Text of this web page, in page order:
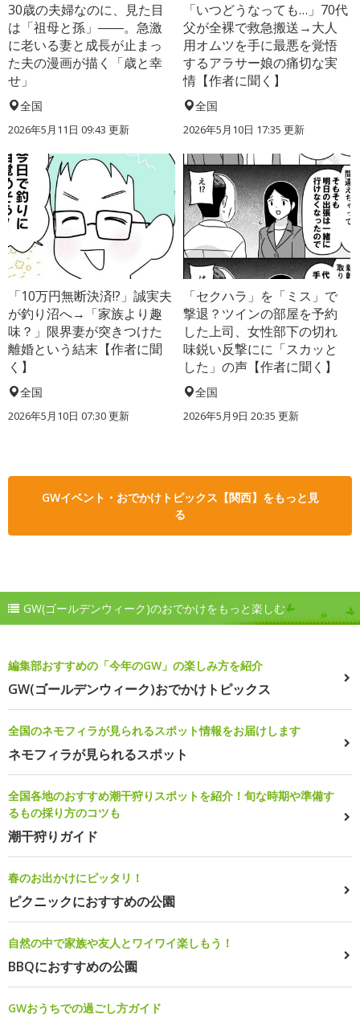
30歳の夫婦なのに、見た目
は「祖母と孫」――。急激
に老いる妻と成長が止まっ
た夫の漫画が描く「歳と幸
せ」
全国
2026年5月11日 09:43 更新
「いつどうなっても…」70代
父が全裸で救急搬送→大人
用オムツを手に最悪を覚悟
するアラサー娘の痛切な実
情【作者に聞く】
全国
2026年5月10日 17:35 更新
「10万円無断決済!?」誠実夫
が釣り沼へ→「家族より趣
味？」限界妻が突きつけた
離婚という結末【作者に聞
く】
全国
2026年5月10日 07:30 更新
「セクハラ」を「ミス」で
撃退？ツインの部屋を予約
した上司、女性部下の切れ
味鋭い反撃にに「スカッと
した」の声【作者に聞く】
全国
2026年5月9日 20:35 更新
GWイベント・おでかけトピックス【関西】をもっと見
る
GW(ゴールデンウィーク)のおでかけをもっと楽しむ
編集部おすすめの「今年のGW」の楽しみ方を紹介
GW(ゴールデンウィーク)おでかけトピックス
全国のネモフィラが見られるスポット情報をお届けします
ネモフィラが見られるスポット
全国各地のおすすめ潮干狩りスポットを紹介！旬な時期や準備す
るもの採り方のコツも
潮干狩りガイド
春のお出かけにピッタリ！
ピクニックにおすすめの公園
自然の中で家族や友人とワイワイ楽しもう！
BBQにおすすめの公園
GWおうちでの過ごし方ガイド